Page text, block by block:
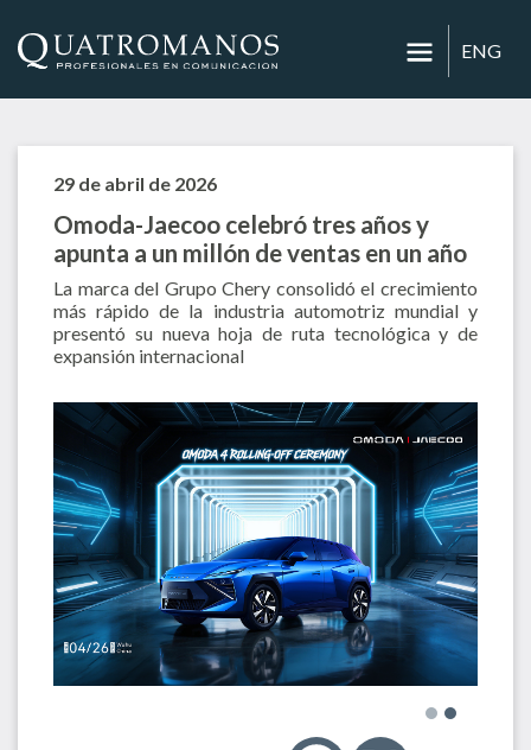
ENG
29 de abril de 2026
Omoda-Jaecoo celebró tres años y
apunta a un millón de ventas en un año
La marca del Grupo Chery consolidó el crecimiento
más rápido de la industria automotriz mundial y
presentó su nueva hoja de ruta tecnológica y de
expansión internacional